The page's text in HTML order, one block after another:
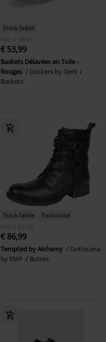
Stock faible
PVC € 59,95
€ 53,99
Baskets Délavées en Toile -
Rouges
Dockers by Gerli
Baskets
Stock faible
Exclusivité
PVC € 89,99
€ 86,99
Tempted by Alchemy
Gothicana
by EMP
Bottes